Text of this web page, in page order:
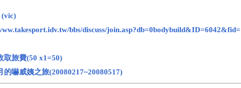
(vic)
bbs/discuss/join.asp?db=0bodybuild&ID=6042&fid=
取旅費(50 x1=50)
的嚇威姨之旅(20080217~20080517)